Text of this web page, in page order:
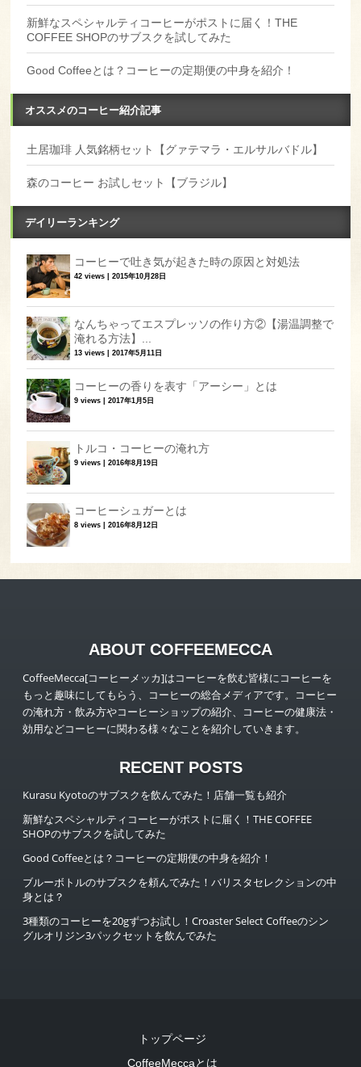
新鮮なスペシャルティコーヒーがポストに届く！THE
COFFEE SHOPのサブスクを試してみた
Good Coffeeとは？コーヒーの定期便の中身を紹介！
オススメのコーヒー紹介記事
土居珈琲 人気銘柄セット【グァテマラ・エルサルバドル】
森のコーヒー お試しセット【ブラジル】
デイリーランキング
コーヒーで吐き気が起きた時の原因と対処法
42 views |2015年10月28日
なんちゃってエスプレッソの作り方②【湯温調整で
淹れる方法】...
13 views |2017年5月11日
コーヒーの香りを表す「アーシー」とは
9 views |2017年1月5日
トルコ・コーヒーの淹れ方
9 views |2016年8月19日
コーヒーシュガーとは
8 views |2016年8月12日
ABOUT COFFEEMECCA
CoffeeMecca[コーヒーメッカ]はコーヒーを飲む皆様にコーヒーを
もっと趣味にしてもらう、コーヒーの総合メディアです。コーヒー
の淹れ方・飲み方やコーヒーショップの紹介、コーヒーの健康法・
効用などコーヒーに関わる様々なことを紹介していきます。
RECENT POSTS
Kurasu Kyotoのサブスクを飲んでみた！店舗一覧も紹介
新鮮なスペシャルティコーヒーがポストに届く！THE COFFEE
SHOPのサブスクを試してみた
Good Coffeeとは？コーヒーの定期便の中身を紹介！
ブルーボトルのサブスクを頼んでみた！バリスタセレクションの中
身とは？
3種類のコーヒーを20gずつお試し！Croaster Select Coffeeのシン
グルオリジン3パックセットを飲んでみた
トップページ
CoffeeMeccaとは